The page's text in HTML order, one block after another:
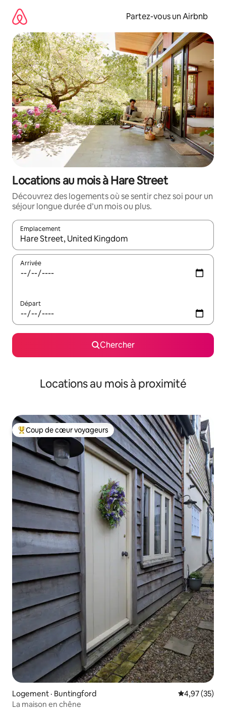
directement
contenu
Partez-vous un Airbnb
Locations au mois à Hare Street
Découvrez des logements où se sentir chez soi pour un
séjour longue durée d’un mois ou plus.
Emplacement
Quand les résultats sont affichés, parcourez-les en utilisant
Arrivée
Départ
Chercher
Locations au mois à proximité
Coup de cœur voyageurs parmi les plus aimés
Coup de cœur voyageurs
Logement · Buntingford Note
4,97 (35)
La maison en chêne